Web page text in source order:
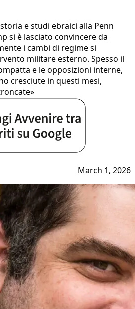
e studi ebraici alla Penn
si è lasciato convincere da
i cambi di regime si
militare esterno. Spesso il
e le opposizioni interne,
cresciute in questi mesi,
March 1, 2026